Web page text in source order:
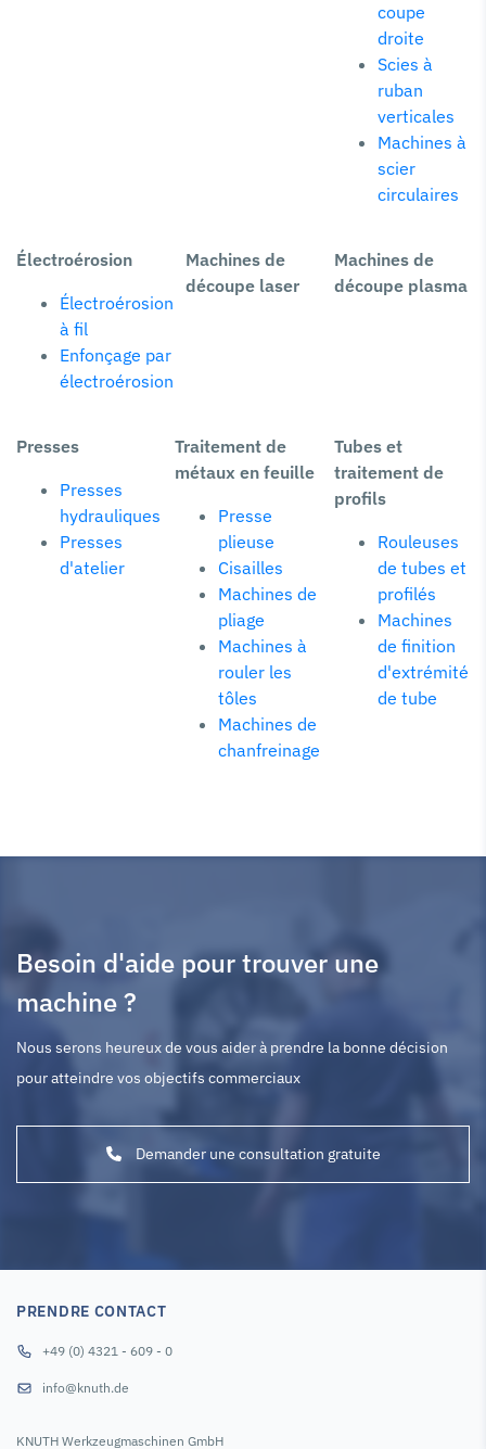
coupe
droite
Scies à
ruban
verticales
Machines à
scier
circulaires
Électroérosion
Électroérosion
à fil
Enfonçage par
électroérosion
Machines de
découpe laser
Machines de
découpe plasma
Presses
Presses
hydrauliques
Presses
d'atelier
Traitement de
métaux en feuille
Presse
plieuse
Cisailles
Machines de
pliage
Machines à
rouler les
tôles
Machines de
chanfreinage
Tubes et
traitement de
profils
Rouleuses
de tubes et
profilés
Machines
de finition
d'extrémité
de tube
Besoin d'aide pour trouver une
machine ?
Nous serons heureux de vous aider à prendre la bonne décision
pour atteindre vos objectifs commerciaux
Demander une consultation gratuite
PRENDRE CONTACT
+49 (0) 4321 - 609 - 0
info@knuth.de
KNUTH Werkzeugmaschinen GmbH